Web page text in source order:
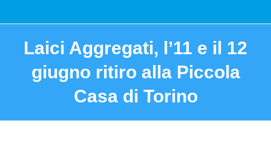
Laici Aggregati, l’11 e il 12
giugno ritiro alla Piccola
Casa di Torino